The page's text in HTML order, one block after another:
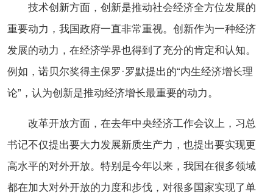
技术创新方面，创新是推动社会经济全方位发展的
重要动力，我国政府一直非常重视。创新作为一种经济
发展的动力，在经济学界也得到了充分的肯定和认知。
例如，诺贝尔奖得主保罗·罗默提出的“内生经济增长理
论”，认为创新是推动经济增长最重要的动力。
改革开放方面，在去年中央经济工作会议上，习总
书记不仅提出要大力发展新质生产力，也提出要实现更
高水平的对外开放。特别是今年以来，我国在很多领域
都在加大对外开放的力度和步伐，对很多国家实现了单